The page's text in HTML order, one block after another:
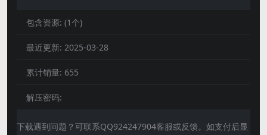
包含资源: (1个)
最近更新: 2025-03-28
累计销量: 655
解压密码:
下载遇到问题？可联系QQ924247904客服或反馈。如支付后显